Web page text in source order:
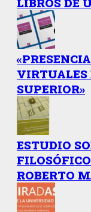
VIRTUALES
SUPERIOR»
ESTUDIO
ROBERTO